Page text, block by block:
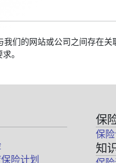
们的网站或公司之间存在
。
险计划
保
保
知